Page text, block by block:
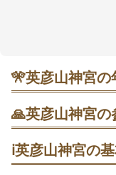
らがら」の存在も
ご利益は五穀豊穣
てくれると語られ
🎌英彦山神宮の
4月第2土・日 英彦
り。神輿3基が標高
ろ。午前中は麓で
追いやすいという案
帯がよさそうです。
🙏英彦山神宮の
銅の鳥居で一礼→手
全景を振り返って一
すいです。
ℹ️英彦山神宮の